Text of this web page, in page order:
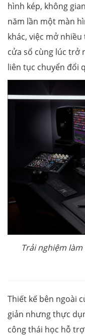
hình kép, không
năm lần một màn
khác, việc mở
cửa sổ cùng lúc trở
liên tục chuyển đổi
Trải nghiệm
Thiết kế bên ngoài
giản nhưng thực
công thái học hỗ